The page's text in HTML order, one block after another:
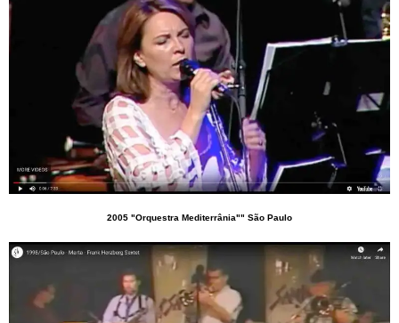
2005 "Orquestra Mediterrânia"" São Paulo